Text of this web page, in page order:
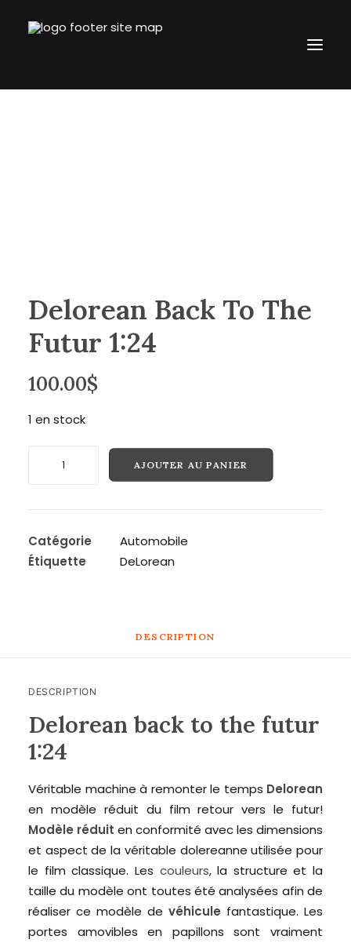
Connection
Recherche
Delorean Back To The
Futur 1:24
100.00$
1 en stock
To
The
AJOUTER AU PANIER
Catégorie
Automobile
Étiquette
DeLorean
DESCRIPTION
DESCRIPTION
Delorean back to the futur
1:24
Véritable machine à remonter le temps Delorean
en modèle réduit du film retour vers le futur!
Modèle réduit en conformité avec les dimensions
et aspect de la véritable dolereanne utilisée pour
le film classique. Les couleurs, la structure et la
taille du modèle ont toutes été analysées afin de
réaliser ce modèle de véhicule fantastique. Les
portes amovibles en papillons sont vraiment